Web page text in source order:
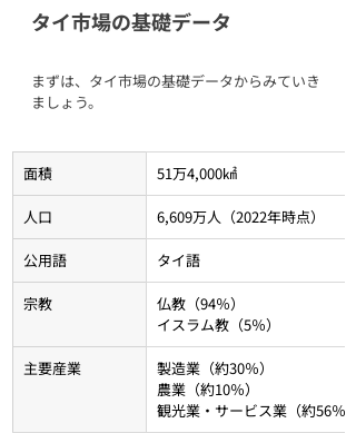
タイ市場の基礎データ
まずは、タイ市場の基礎データからみていき
ましょう。
面積 51万4,000㎢
人口 6,609万人（2022年時点）
公用語 タイ語
宗教
仏教（94％）
イスラム教（5％）
主要産業
製造業（約30％）
農業（約10％）
観光業・サービス業（約56％）